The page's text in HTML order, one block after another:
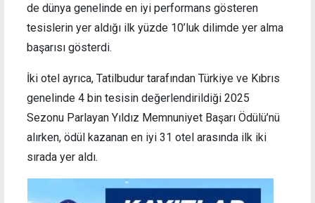
de dünya genelinde en iyi performans gösteren
tesislerin yer aldığı ilk yüzde 10’luk dilimde yer alma
başarısı gösterdi.
İki otel ayrıca, Tatilbudur tarafından Türkiye ve Kıbrıs
genelinde 4 bin tesisin değerlendirildiği 2025
Sezonu Parlayan Yıldız Memnuniyet Başarı Ödülü’nü
alırken, ödül kazanan en iyi 31 otel arasında ilk iki
sırada yer aldı.